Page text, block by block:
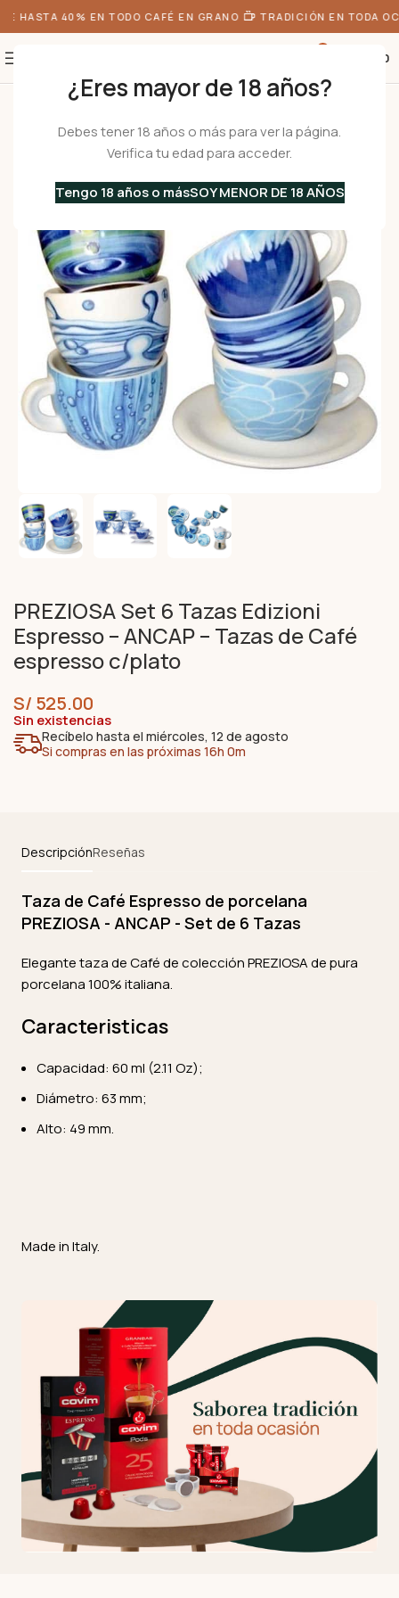
¿Eres mayor de 18 años?
Debes tener 18 años o más para ver la página.
Verifica tu edad para acceder.
Tengo 18 años o másSOY MENOR DE 18 AÑOS
HASTA 40% EN TODO CAFÉ EN GRANO TRADICIÓN EN TODA
0.00
De Café
PREZIOSA Set 6 Tazas Edizioni
Espresso – ANCAP – Tazas de Café
espresso c/plato
S/ 525.00
Sin existencias
Recíbelo hasta el miércoles, 12 de agosto
Si compras en las próximas 16h 0m
DescripciónReseñas
Taza de Café Espresso de porcelana
PREZIOSA - ANCAP - Set de 6 Tazas
Elegante taza de Café de colección PREZIOSA de pura
porcelana 100% italiana.
Caracteristicas
Capacidad: 60 ml (2.11 Oz);
Diámetro: 63 mm;
Alto: 49 mm.
Made in Italy.